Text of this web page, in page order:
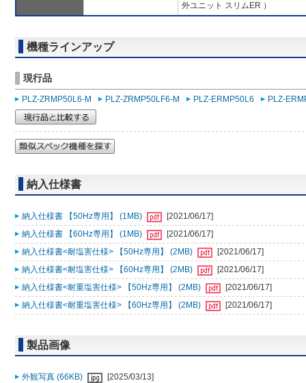
外ユニット スリムER ）
機種ラインアップ
現行品
PLZ-ZRMP50L6-M PLZ-ZRMP50LF6-M PLZ-ERMP50L6 PLZ-
納入仕様書
納入仕様書 【50Hz専用】 (1MB)
[2021/06/17]
納入仕様書 【60Hz専用】 (1MB)
[2021/06/17]
納入仕様書<耐塩害仕様> 【50Hz専用】 (2MB)
[2021/06/17]
納入仕様書<耐塩害仕様> 【60Hz専用】 (2MB)
[2021/06/17]
納入仕様書<耐重塩害仕様> 【50Hz専用】 (2MB)
[2021/06/17]
納入仕様書<耐重塩害仕様> 【60Hz専用】 (2MB)
[2021/06/17]
製品画像
外観写真 (66KB) [2025/03/13]